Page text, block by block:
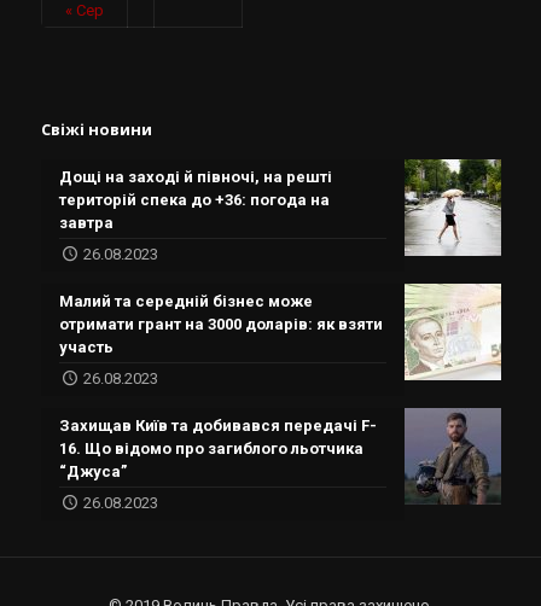
« Сер
Свіжі новини
Дощі на заході й півночі, на решті
територій спека до +36: погода на
завтра
26.08.2023
Малий та середній бізнес може
отримати грант на 3000 доларів: як взяти
участь
26.08.2023
Захищав Київ та добивався передачі F-
16. Що відомо про загиблого льотчика
“Джуса”
26.08.2023